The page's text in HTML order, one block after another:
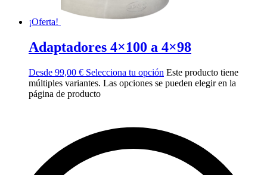
¡Oferta!
Adaptadores 4×100 a 4×98
Desde 99,00 € Selecciona tu opción Este producto tiene
múltiples variantes. Las opciones se pueden elegir en la
página de producto